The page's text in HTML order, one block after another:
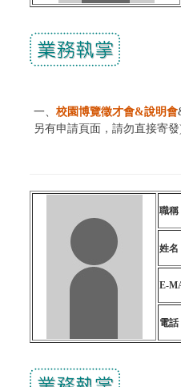
一、 校園博覽徵才會&說明會
另有申請頁面，請勿直接寄發
職稱
姓名
E-
電話